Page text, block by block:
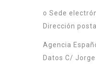
o Sede
Dirección
Agencia
Datos C/